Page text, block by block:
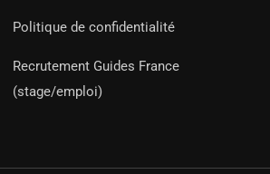
Politique de confidentialité
Recrutement Guides France
(stage/emploi)